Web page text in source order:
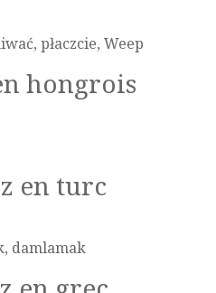
płaczcie, Weep
hongrois
en turc
damlamak